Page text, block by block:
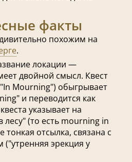
факты
похожим на
.
локации —
двойной смысл. Квест
Mourning") обыгрывает
и переводится как
указывает на
лесу" (то есть mourning in
тонкая отсылка, связана с
("утренняя эрекция у